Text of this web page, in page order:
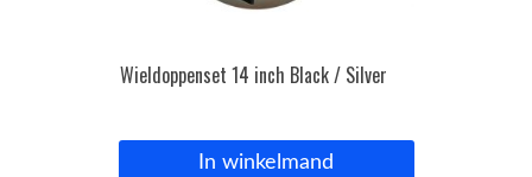
Wieldoppenset 14 inch Black / Silver
In winkelmand